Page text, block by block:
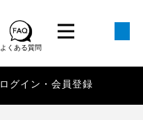
よくある質問
ログイン・会員登録